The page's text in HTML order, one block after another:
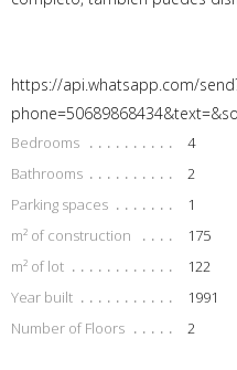
https://api.whatsapp.com/
Bedrooms
4
Bathrooms
2
Parking spaces
1
m² of construction
175
m² of lot
122
Year built
1991
Number of Floors
2